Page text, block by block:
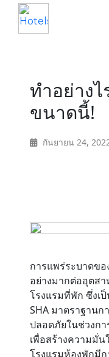
About
Accounting
Blog
Contact
ทำอย่าง
ขนาดนี้!
กันยายน 24,
การแพร่ระบาดขอ
อย่างมากต่ออุตสา
โรงแรมที่พัก ซึ่งเ
SHA มาตราฐาน
ปลอดภัยในช่วงก
เพื่อสร้างความมั่น
โรงแรมห้องพักมี